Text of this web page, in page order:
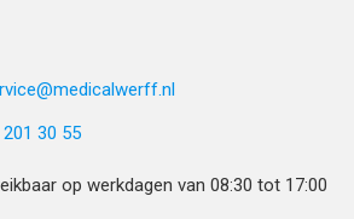
30 55
op werkdagen van 08:30 tot 17:00